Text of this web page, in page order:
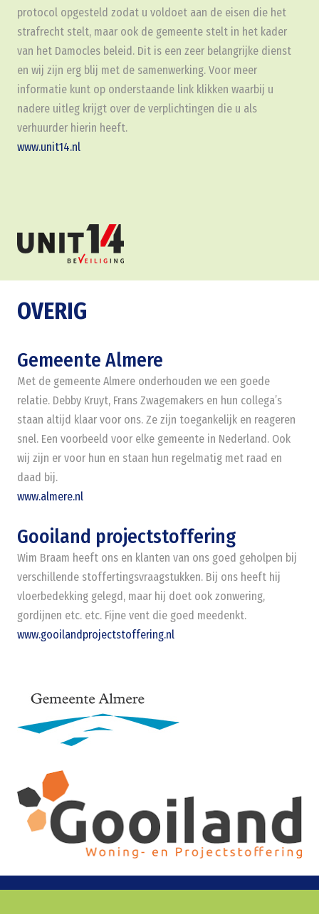
protocol opgesteld zodat u voldoet aan de eisen die het
strafrecht stelt, maar ook de gemeente stelt in het kader
van het Damocles beleid. Dit is een zeer belangrijke dienst
en wij zijn erg blij met de samenwerking. Voor meer
informatie kunt op onderstaande link klikken waarbij u
nadere uitleg krijgt over de verplichtingen die u als
verhuurder hierin heeft.
www.unit14.nl
OVERIG
Gemeente Almere
Met de gemeente Almere onderhouden we een goede
relatie. Debby Kruyt, Frans Zwagemakers en hun collega’s
staan altijd klaar voor ons. Ze zijn toegankelijk en reageren
snel. Een voorbeeld voor elke gemeente in Nederland. Ook
wij zijn er voor hun en staan hun regelmatig met raad en
daad bij.
www.almere.nl
Gooiland projectstoffering
Wim Braam heeft ons en klanten van ons goed geholpen bij
verschillende stoffertingsvraagstukken. Bij ons heeft hij
vloerbedekking gelegd, maar hij doet ook zonwering,
gordijnen etc. etc. Fijne vent die goed meedenkt.
www.gooilandprojectstoffering.nl